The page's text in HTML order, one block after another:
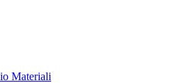
Materiali